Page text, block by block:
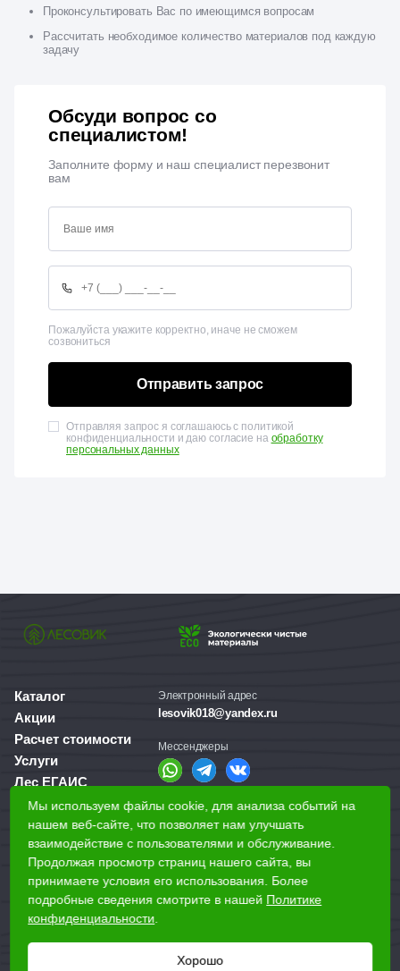
Проконсультировать Вас по имеющимся вопросам
Рассчитать необходимое количество материалов под каждую
задачу
Обсуди вопрос со
специалистом!
Заполните форму и наш специалист перезвонит
вам
Пожалуйста укажите корректно, иначе не сможем
созвониться
Отправить запрос
Отправляя запрос я соглашаюсь с политикой
конфиденциальности и даю согласие на обработку
персональных данных
Каталог
Акции
Расчет стоимости
Услуги
Лес ЕГАИС
О компании
Доставка и оплата
Для бизнеса
Наши магазины
Ижевск, Воткинское шоссе, 340
Электронный адрес
lesovik018@yandex.ru
Мессенджеры
Справочная служба
+7 (3412) 77-60-50
Мы используем файлы cookie, для анализа событий на
нашем веб-сайте, что позволяет нам улучшать
взаимодействие с пользователями и обслуживание.
Продолжая просмотр страниц нашего сайта, вы
принимаете условия его использования. Более
подробные сведения смотрите в нашей Политике
конфиденциальности
Хорошо